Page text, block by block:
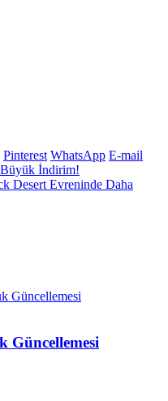
Pinterest WhatsApp E-mail
İndirim!
Desert Evreninde Daha
Güncellemesi